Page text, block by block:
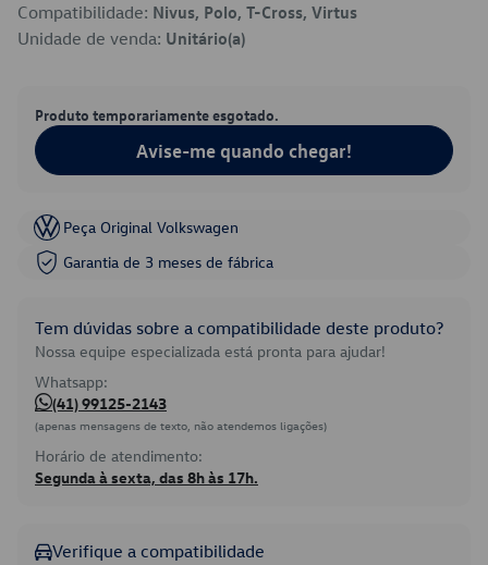
Compatibilidade: Nivus, Polo, T-Cross, Virtus
Unidade de venda: Unitário(a)
Produto temporariamente esgotado.
Avise-me quando chegar!
Peça Original Volkswagen
Garantia de 3 meses de fábrica
Tem dúvidas sobre a compatibilidade deste produto?
Nossa equipe especializada está pronta para ajudar!
Whatsapp:
(41) 99125-2143
(apenas mensagens de texto, não atendemos ligações)
Horário de atendimento:
Segunda à sexta, das 8h às 17h.
Verifique a compatibilidade